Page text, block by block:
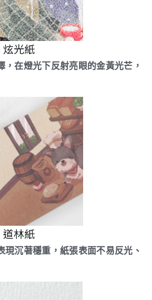
炫光紙
在燈光下反射亮眼的金黃光芒，
道林紙
現沉著穩重，紙張表面不易反光、